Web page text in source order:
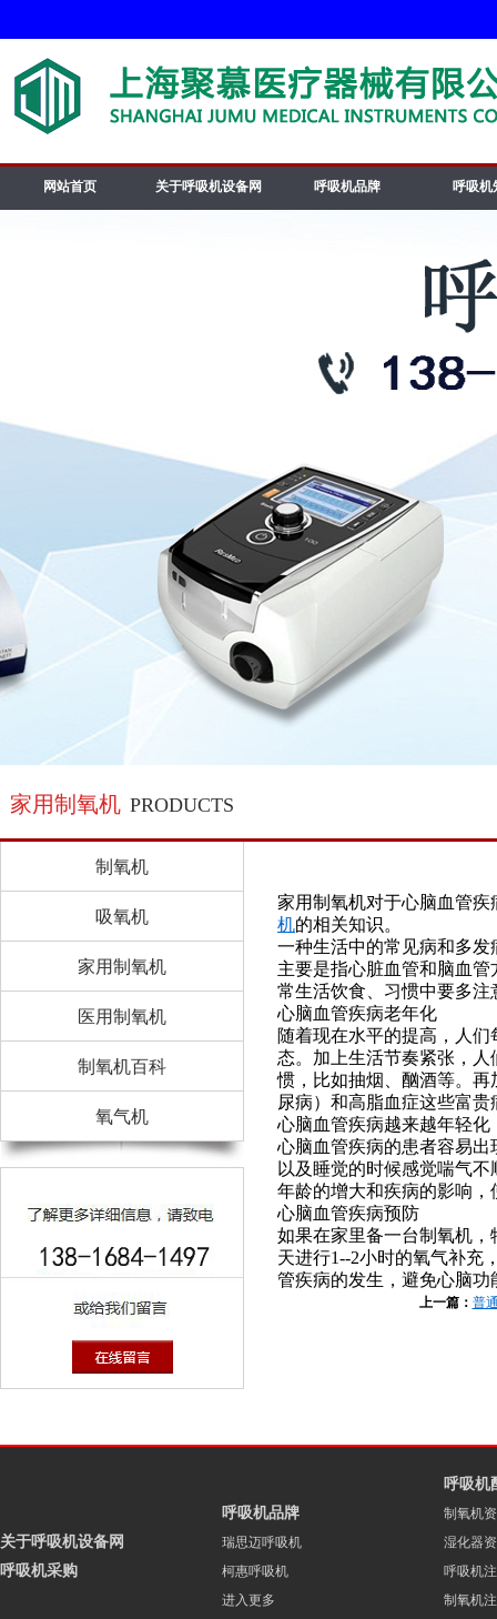
网站首页 关于呼吸机设备网 呼吸机品牌 呼吸机
家用制氧机 PRODUCTS
制氧机
吸氧机
家用制氧机
医用制氧机
制氧机百科
氧气机
家用制氧机对于心脑血管
机的相关知识。
一种生活中的常见病和多
主要是指心脏血管和脑血
常生活饮食、习惯中要多
心脑血管疾病老年化
随着现在水平的提高，人
态。加上生活节奏紧张，
惯，比如抽烟、酗酒等。
尿病）和高脂血症这些富贵
心脑血管疾病越来越年轻化
心脑血管疾病的患者容易
以及睡觉的时候感觉喘气
年龄的增大和疾病的影响
心脑血管疾病预防
如果在家里备一台制氧机
天进行1--2小时的氧气补充
管疾病的发生，避免心脑
上一篇： 普
关于呼吸机设备网
呼吸机采购
呼吸机品牌
瑞思迈呼吸机
柯惠呼吸机
进入更多
呼吸机
制氧机
湿化器
呼吸机
制氧机